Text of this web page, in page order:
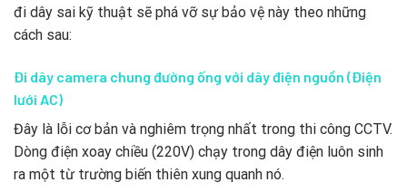
đi dây sai kỹ thuật sẽ phá vỡ sự bảo vệ này theo những
cách sau:
Đi dây camera chung đường ống với dây điện nguồn (Điện
lưới AC)
Đây là lỗi cơ bản và nghiêm trọng nhất trong thi công CCTV.
Dòng điện xoay chiều (220V) chạy trong dây điện luôn sinh
ra một từ trường biến thiên xung quanh nó.